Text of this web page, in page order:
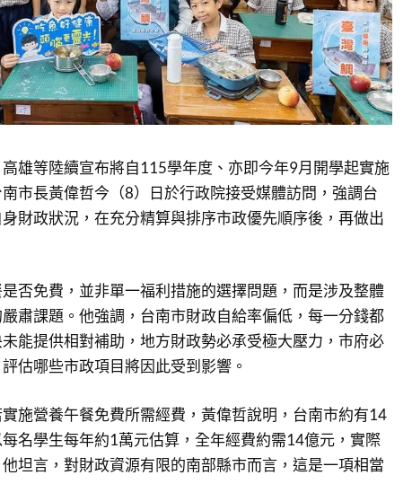
雄等陸續宣布將自115學年度、亦即今年9月開學起實施
市長黃偉哲今（8）日於行政院接受媒體訪問，強調台
財政狀況，在充分精算與排序市政優先順序後，再做出
否免費，並非單一福利措施的選擇問題，而是涉及整體
肅課題。他強調，台南市財政自給率偏低，每一分錢都
能提供相對補助，地方財政勢必承受極大壓力，市府必
估哪些市政項目將因此受到影響。
施營養午餐免費所需經費，黃偉哲說明，台南市約有14
名學生每年約1萬元估算，全年經費約需14億元，實際
坦言，對財政資源有限的南部縣市而言，這是一項相當